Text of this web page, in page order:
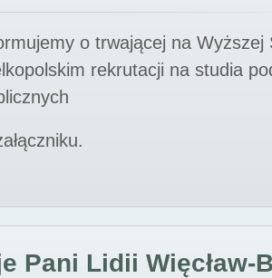
o trwającej na Wyższej
rekrutacji na studia
Pani Lidii Więcław-